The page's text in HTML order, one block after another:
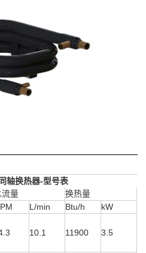
轴换热器-型号表
流量
换热量
L/min Btu/h
kW
10.1 11900 3.5